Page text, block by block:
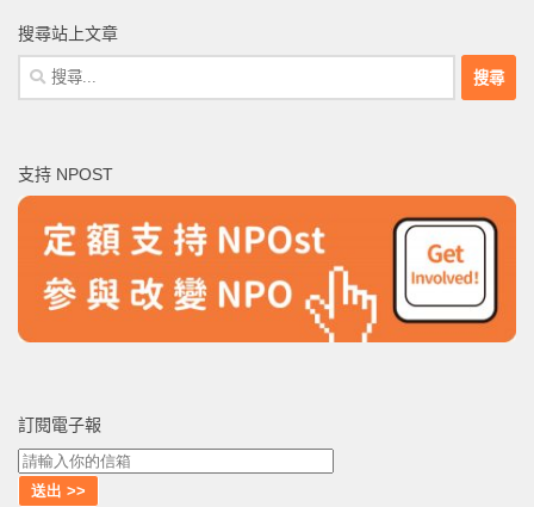
搜尋站上文章
搜
尋
字:
支持 NPOST
訂閱電子報